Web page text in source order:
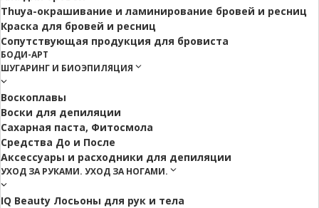
Thuya-окрашивание и ламинирование бровей и ресниц
Краска для бровей и ресниц
Сопутствующая продукция для бровиста
БОДИ-АРТ
ШУГАРИНГ И БИОЭПИЛЯЦИЯ
Воскоплавы
Воски для депиляции
Сахарная паста, Фитосмола
Средства До и После
Аксессуары и расходники для депиляции
УХОД ЗА РУКАМИ. УХОД ЗА НОГАМИ.
IQ Beauty Лосьоны для рук и тела